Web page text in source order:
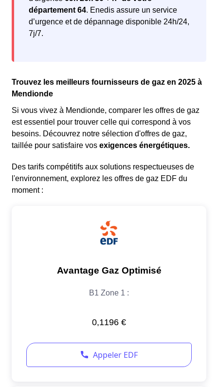
département 64. Enedis assure un service
d’urgence et de dépannage disponible 24h/24,
7j/7.
Trouvez les meilleurs fournisseurs de gaz en 2025 à
Mendionde
Si vous vivez à Mendionde, comparer les offres de gaz
est essentiel pour trouver celle qui correspond à vos
besoins. Découvrez notre sélection d'offres de gaz,
taillée pour satisfaire vos exigences énergétiques.
Des tarifs compétitifs aux solutions respectueuses de
l'environnement, explorez les offres de gaz EDF du
moment :